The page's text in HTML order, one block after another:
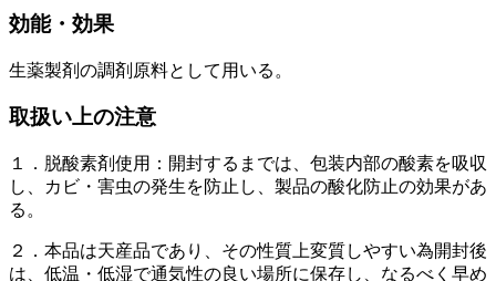
効能・効果
生薬製剤の調剤原料として用いる。
取扱い上の注意
１．脱酸素剤使用：開封するまでは、包装内部の酸素を吸収
し、カビ・害虫の発生を防止し、製品の酸化防止の効果があ
る。
２．本品は天産品であり、その性質上変質しやすい為開封後
は、低温・低湿で通気性の良い場所に保存し、なるべく早め